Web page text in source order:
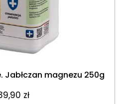
magnezu 250g
zł